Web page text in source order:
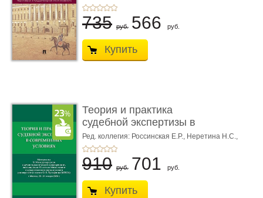
735 руб. 566 руб.
Купить
Теория и практика
судебной экспертизы в
совре� ...
Ред. коллегия: Россинская Е.Р., Неретина Н.С.,
Чернявская М.С.
910 руб. 701 руб.
Купить